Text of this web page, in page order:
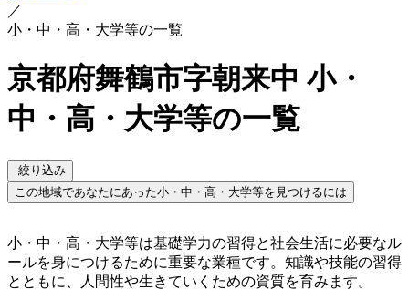
／
小・中・高・大学等の一覧
京都府舞鶴市字朝来中 小・
中・高・大学等の一覧
絞り込み
この地域であなたにあった小・中・高・大学等を見つけるには
小・中・高・大学等は基礎学力の習得と社会生活に必要なル
ールを身につけるために重要な業種です。知識や技能の習得
とともに、人間性や生きていくための資質を育みます。